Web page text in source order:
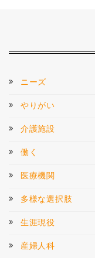
ニーズ
やりがい
介護施設
働く
医療機関
多様な選択肢
生涯現役
産婦人科